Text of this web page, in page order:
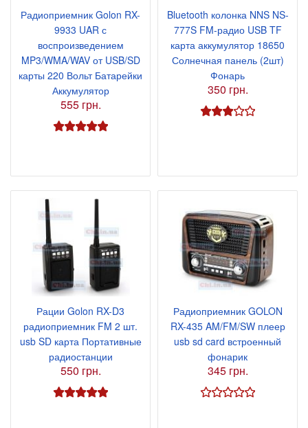
Радиоприемник Golon RX-
9933 UAR с
воспроизведением
MP3/WMA/WAV от USB/SD
карты 220 Вольт Батарейки
Аккумулятор
555 грн.
Bluetooth колонка NNS NS-
777S FM-радио USB TF
карта аккумулятор 18650
Солнечная панель (2шт)
Фонарь
350 грн.
Рации Golon RX-D3
радиоприемник FM 2 шт.
usb SD карта Портативные
радиостанции
550 грн.
Радиоприемник GOLON
RX-435 AM/FM/SW плеер
usb sd card встроенный
фонарик
345 грн.